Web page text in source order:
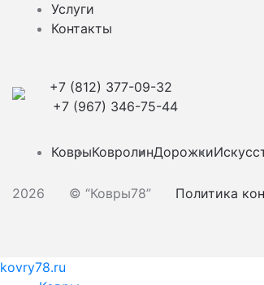
Услуги
Контакты
+7 (812) 377-09-32
+7 (967) 346-75-44
КоврыКовролинДорожки
2026 © “Ковры78” Политика
kovry78.ru